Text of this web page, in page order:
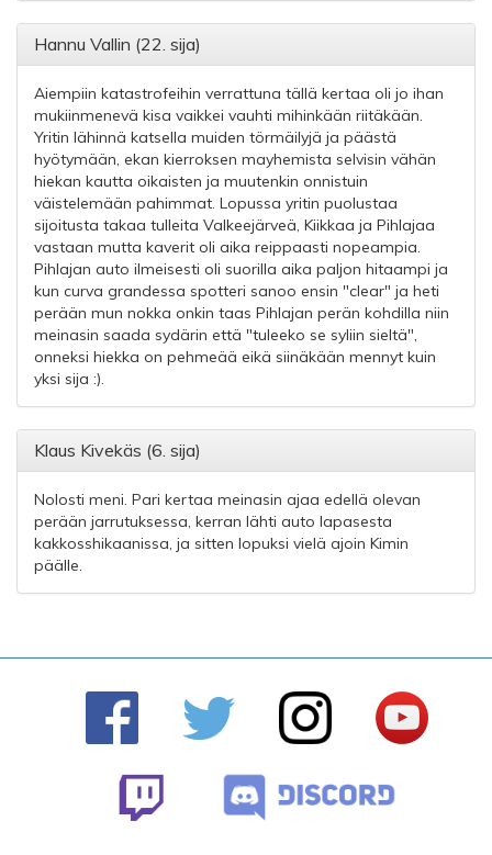
Hannu Vallin (22. sija)
Aiempiin katastrofeihin verrattuna tällä kertaa oli jo ihan
mukiinmenevä kisa vaikkei vauhti mihinkään riitäkään.
Yritin lähinnä katsella muiden törmäilyjä ja päästä
hyötymään, ekan kierroksen mayhemista selvisin vähän
hiekan kautta oikaisten ja muutenkin onnistuin
väistelemään pahimmat. Lopussa yritin puolustaa
sijoitusta takaa tulleita Valkeejärveä, Kiikkaa ja Pihlajaa
vastaan mutta kaverit oli aika reippaasti nopeampia.
Pihlajan auto ilmeisesti oli suorilla aika paljon hitaampi ja
kun curva grandessa spotteri sanoo ensin "clear" ja heti
perään mun nokka onkin taas Pihlajan perän kohdilla niin
meinasin saada sydärin että "tuleeko se syliin sieltä",
onneksi hiekka on pehmeää eikä siinäkään mennyt kuin
yksi sija :).
Klaus Kivekäs (6. sija)
Nolosti meni. Pari kertaa meinasin ajaa edellä olevan
perään jarrutuksessa, kerran lähti auto lapasesta
kakkosshikaanissa, ja sitten lopuksi vielä ajoin Kimin
päälle.